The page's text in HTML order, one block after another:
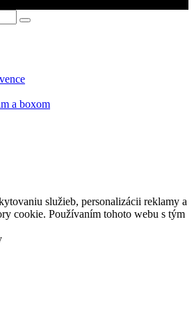
a boxom
služieb, personalizácii reklamy a
cookie. Používaním tohoto webu s tým